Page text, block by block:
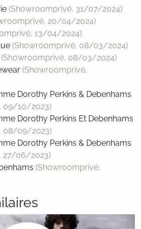
(Showroomprivé, 31/07/2024)
20/04/2024)
13/04/2024)
(Showroomprivé, 08/03/2024)
(Showroomprivé, 08/03/2024)
(Showroomprivé,
Dorothy Perkins & Debenhams
09/10/2023)
Dorothy Perkins Et Debenhams
08/09/2023)
Dorothy Perkins & Debenhams
27/06/2023)
(Showroomprivé,